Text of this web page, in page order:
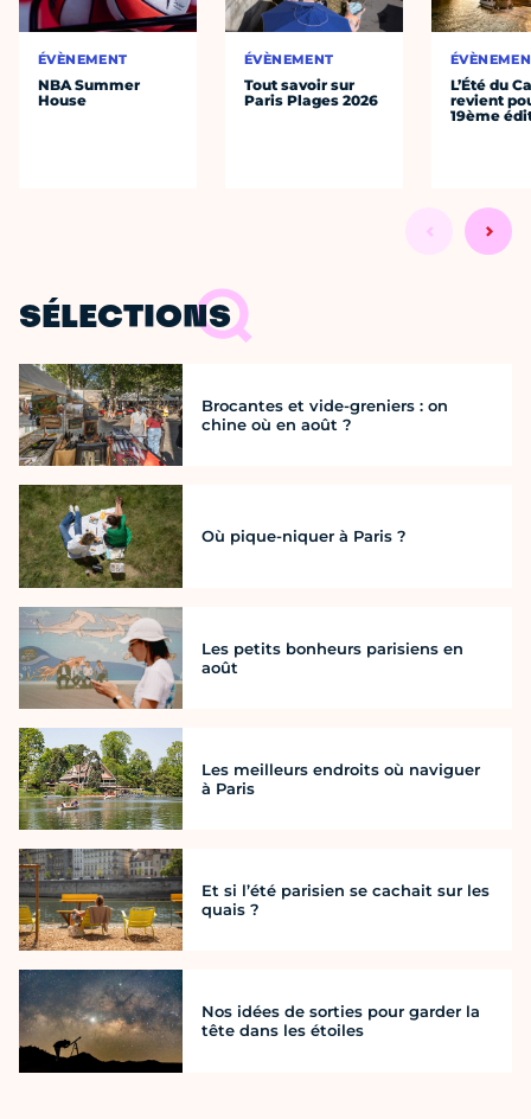
ÉVÈNEMENT
NBA Summer
House
ÉVÈNEMENT
Tout savoir sur
Paris Plages 2026
L’Été du
revient
19ème
SÉLECTIONS
Brocantes et vide-greniers : on
chine où en août ?
Où pique-niquer à Paris ?
Les petits bonheurs parisiens en
août
Les meilleurs endroits où naviguer
à Paris
Et si l’été parisien se cachait sur les
quais ?
Nos idées de sorties pour garder la
tête dans les étoiles